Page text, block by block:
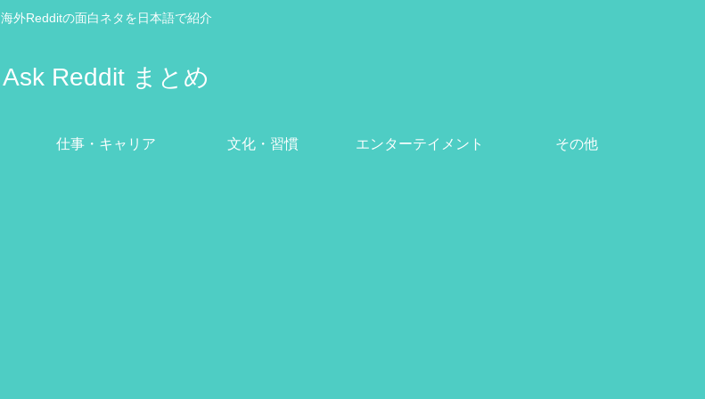
海外Redditの面白ネタを日本語で紹介
Ask Reddit まとめ
仕事・キャリア 文化・習慣 エンターテイメント その他